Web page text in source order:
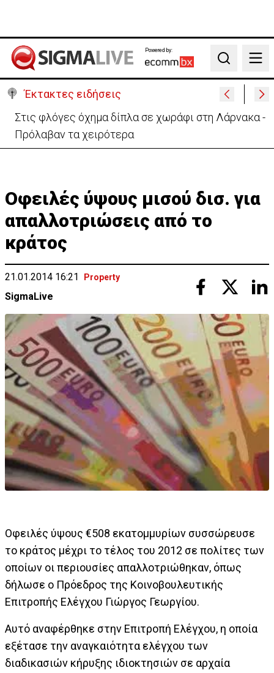
Powered by:
Search
Έκτακτες ειδήσεις
Στις φλόγες όχημα δίπλα σε χωράφι στη Λάρνακα -
Πρόλαβαν τα χειρότερα
Οφειλές ύψους μισού δισ. για
απαλλοτριώσεις από το
κράτος
21.01.2014 16:21 Property
SigmaLive
Οφειλές ύψους €508 εκατομμυρίων συσσώρευσε
το κράτος μέχρι το τέλος του 2012 σε πολίτες των
οποίων οι περιουσίες απαλλοτριώθηκαν, όπως
δήλωσε ο Πρόεδρος της Κοινοβουλευτικής
Επιτροπής Ελέγχου Γιώργος Γεωργίου.
Αυτό αναφέρθηκε στην Επιτροπή Ελέγχου, η οποία
εξέτασε την αναγκαιότητα ελέγχου των
διαδικασιών κήρυξης ιδιοκτησιών σε αρχαία